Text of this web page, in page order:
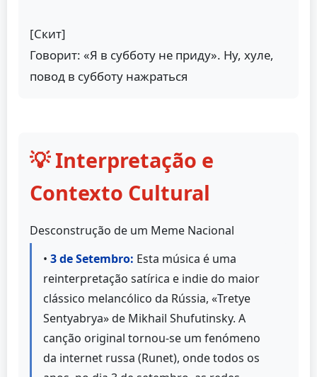
[Скит]
Говорит: «Я в субботу не приду». Ну, хуле,
повод в субботу нажраться
💡 Interpretação e
Contexto Cultural
Desconstrução de um Meme Nacional
• 3 de Setembro: Esta música é uma
reinterpretação satírica e indie do maior
clássico melancólico da Rússia, «Tretye
Sentyabrya» de Mikhail Shufutinsky. A
canção original tornou-se um fenómeno
da internet russa (Runet), onde todos os